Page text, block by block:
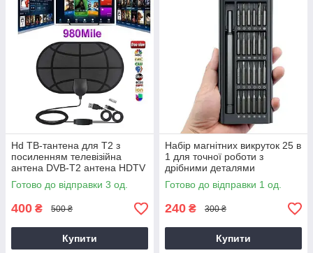
Hd ТВ-тантена для Т2 з
посиленням телевізійна
антена DVB-T2 антена HDTV
TV Antenna Mini HDTV 1080p
Готово до відправки 3 од.
400 ₴ 500 ₴
Купити
Набір магнітних викруток 25 в
1 для точної роботи з
дрібними деталями
телефонів, годинників,
техніки у футлярі
Готово до відправки 1 од.
240 ₴ 300 ₴
Купити